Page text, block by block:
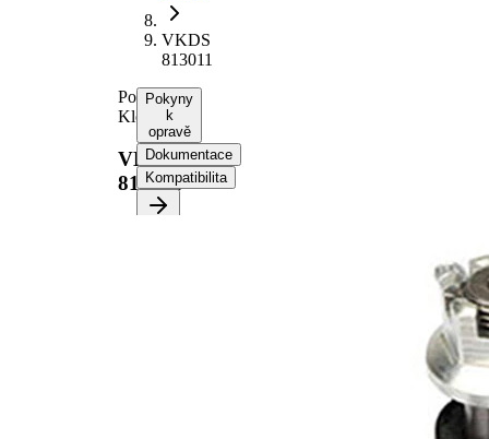
VKDS
813011
Podpora-/
Kloub
VKDS
813011
Pokyny
k
opravě
Dokumentace
Kompatibilita